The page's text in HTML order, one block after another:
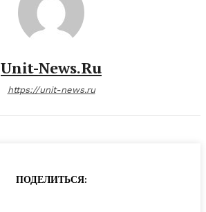
Unit-News.ru
https://unit-news.ru
ПОДЕЛИТЬСЯ: